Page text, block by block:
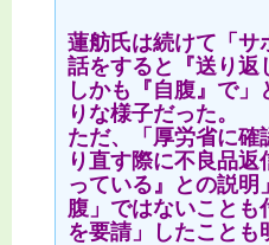
蓮舫氏は続けて「サ
話をすると『送り返
しかも『自腹』で
りな様子だった。
ただ、「厚労省に確
り直す際に不良品
っている』との説明
腹」ではないことも
を要請」したことも